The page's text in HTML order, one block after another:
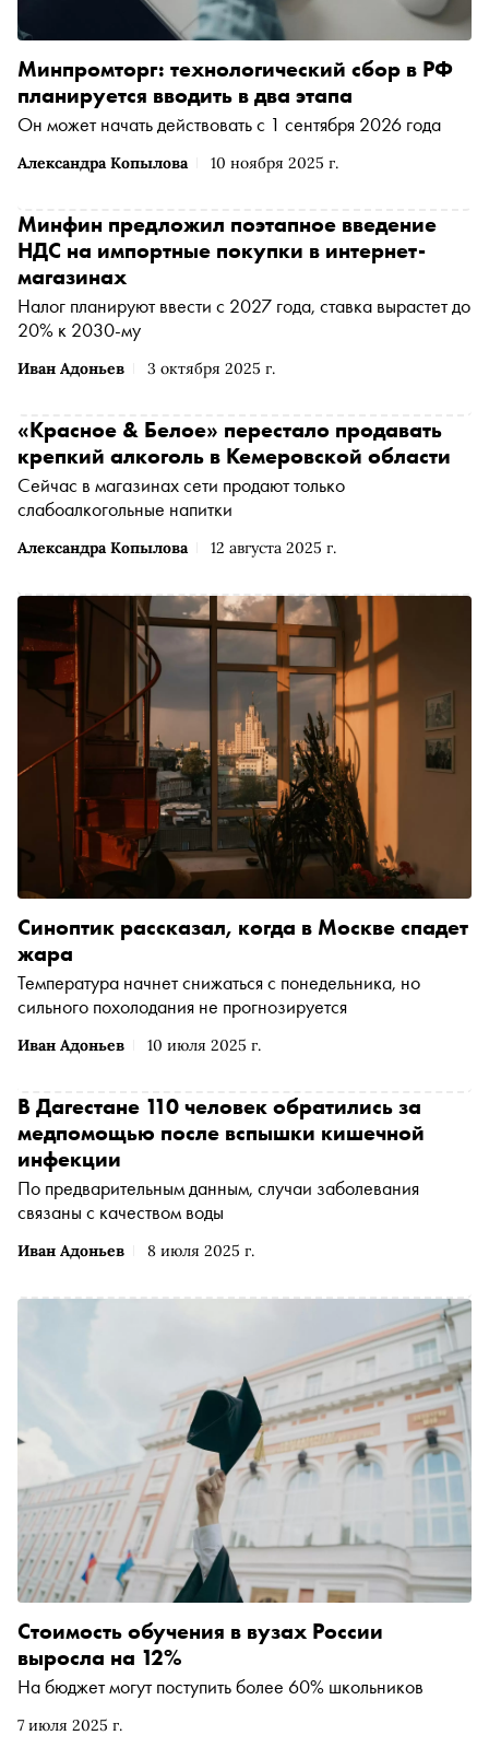
Александра Копылова 10 ноября 2025 г.
Минпромторг: технологический сбор в РФ
планируется вводить в два этапа
Он может начать действовать с 1 сентября 2026 года
Иван Адоньев 3 октября 2025 г.
Минфин предложил поэтапное введение
НДС на импортные покупки в интернет-
магазинах
Налог планируют ввести с 2027 года, ставка вырастет до
20% к 2030-му
Александра Копылова 12 августа 2025 г.
«Красное & Белое» перестало продавать
крепкий алкоголь в Кемеровской области
Сейчас в магазинах сети продают только
слабоалкогольные напитки
Иван Адоньев 10 июля 2025 г.
Синоптик рассказал, когда в Москве спадет
жара
Температура начнет снижаться с понедельника, но
сильного похолодания не прогнозируется
Иван Адоньев 8 июля 2025 г.
В Дагестане 110 человек обратились за
медпомощью после вспышки кишечной
инфекции
По предварительным данным, случаи заболевания
связаны с качеством воды
7 июля 2025 г.
Стоимость обучения в вузах России
выросла на 12%
На бюджет могут поступить более 60% школьников